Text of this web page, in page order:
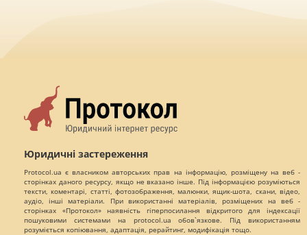
Юридичні застереження
Protocol.ua є власником авторських прав на інформацію, розміщену на веб -
сторінках даного ресурсу, якщо не вказано інше. Під інформацією розуміються
тексти, коментарі, статті, фотозображення, малюнки, ящик-шота, скани, відео,
аудіо, інші матеріали. При використанні матеріалів, розміщених на веб -
сторінках «Протокол» наявність гіперпосилання відкритого для індексації
пошуковими системами на protocol.ua обов`язкове. Під використанням
розуміється копіювання, адаптація, рерайтинг, модифікація тощо.